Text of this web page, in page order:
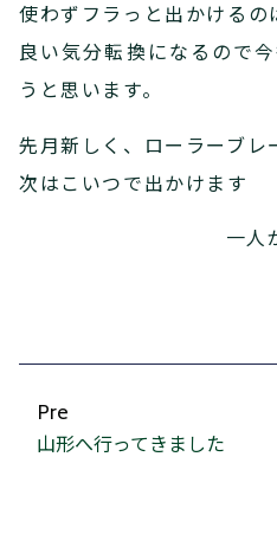
使わずフラっと出かけるの
良い気分転換になるので
うと思います。
先月新しく、ローラーブレ
次はこいつで出かけます
一人
Pre
山形へ行ってきました